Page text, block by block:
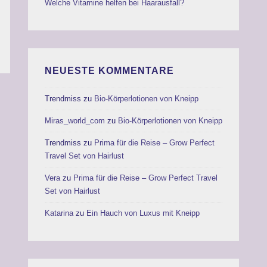
Welche Vitamine helfen bei Haarausfall?
NEUESTE KOMMENTARE
Trendmiss zu Bio-Körperlotionen von Kneipp
Miras_world_com zu Bio-Körperlotionen von Kneipp
Trendmiss zu Prima für die Reise – Grow Perfect
Travel Set von Hairlust
Verazu Prima für die Reise – Grow Perfect Travel
Set von Hairlust
Katarinazu Ein Hauch von Luxus mit Kneipp